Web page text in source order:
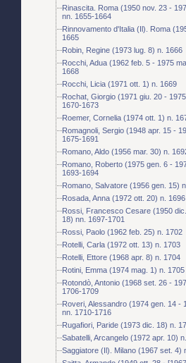
Rinascita. Roma (1950 nov. 23 -
nn. 1655-1664
Rinnovamento d'Italia (Il). Roma
1665
Robin, Regine (1973 lug. 8) n. 1666
Rocchi, Adua (1962 feb. 5 - 1975
1668
Rocchi, Licia (1971 ott. 1) n. 1669
Rochat, Giorgio (1971 giu. 20 -
1670-1673
Roemer, Cornelia (1974 ott. 1) n.
Romagnoli, Sergio (1948 apr. 15 -
1675-1691
Romano, Aldo (1956 mar. 30) n.
Romano, Roberto (1975 gen. 6 -
1693-1694
Romano, Salvatore (1956 gen. 15)
Rosada, Anna (1972 ott. 20) n. 1696
Rossi, Francesco Cesare (1950
18) nn. 1697-1701
Rossi, Paolo (1962 feb. 25) n. 1702
Rotelli, Carla (1972 ott. 13) n. 1703
Rotelli, Ettore (1968 apr. 8) n. 1704
Rotini, Emma (1974 mag. 1) n. 1705
Rotondò, Antonio (1968 set. 26 -
1706-1709
Roveri, Alessandro (1974 gen. 14 -
nn. 1710-1716
Rugafiori, Paride (1973 dic. 18) n.
Sabatelli, Arcangelo (1972 apr. 10)
Saggiatore (Il). Milano (1967 set. 4)